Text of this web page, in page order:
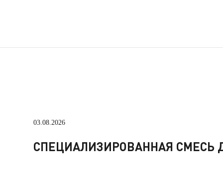
03.08.2026
СПЕЦИАЛИЗИРОВАННАЯ СМЕСЬ